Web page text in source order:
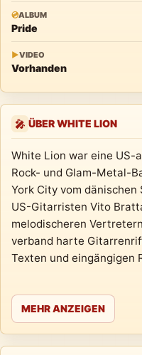
💿ALBUM
Pride
▶VIDEO
Vorhanden
🎤 ÜBER WHITE LION
White Lion war eine US-
Rock- und Glam-Metal-
York City vom dänischen
US-Gitarristen Vito
melodischeren
verband harte
Texten und eingängigen
MEHR ANZEIGEN